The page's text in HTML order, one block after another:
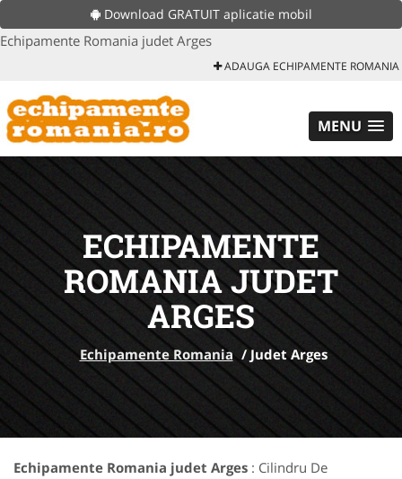
Download GRATUIT aplicatie mobil
Echipamente Romania judet Arges
ADAUGA ECHIPAMENTE ROMANIA
MENU
ECHIPAMENTE
ROMANIA JUDET
ARGES
Echipamente Romania /Judet Arges
Echipamente Romania judet Arges : Cilindru De